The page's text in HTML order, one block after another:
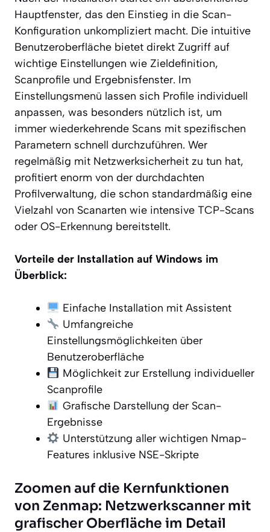
Hauptfenster, das den Einstieg in die Scan-
Konfiguration unkompliziert macht. Die intuitive
Benutzeroberfläche bietet direkt Zugriff auf
wichtige Einstellungen wie Zieldefinition,
Scanprofile und Ergebnisfenster. Im
Einstellungsmenü lassen sich Profile individuell
anpassen, was besonders nützlich ist, um
immer wiederkehrende Scans mit spezifischen
Parametern schnell durchzuführen. Wer
regelmäßig mit Netzwerksicherheit zu tun hat,
profitiert enorm von der durchdachten
Profilverwaltung, die schon standardmäßig eine
Vielzahl von Scanarten wie intensive TCP-Scans
oder OS-Erkennung bereitstellt.
Vorteile der Installation auf Windows im
Überblick:
Einfache Installation mit Assistent
Umfangreiche
Einstellungsmöglichkeiten über
Benutzeroberfläche
Möglichkeit zur Erstellung individueller
Scanprofile
Grafische Darstellung der Scan-
Ergebnisse
Unterstützung aller wichtigen Nmap-
Features inklusive NSE-Skripte
Zoomen auf die Kernfunktionen
von Zenmap: Netzwerkscanner mit
grafischer Oberfläche im Detail